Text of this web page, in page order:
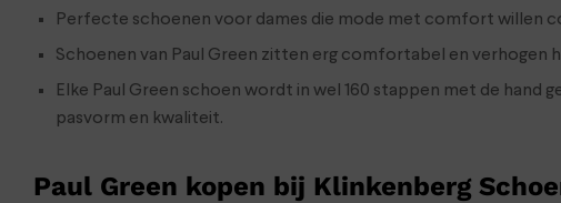
Perfecte schoenen voor dames die mode met comfort willen
Schoenen van Paul Green zitten erg comfortabel en verhogen
Elke Paul Green schoen wordt in wel 160 stappen met de
pasvorm en kwaliteit.
Paul Green kopen bij Klinkenberg